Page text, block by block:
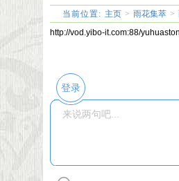
石友交流
当前位置: 主页 > 雨花集萃 >
http://vod.yibo-it.com:88/
登录